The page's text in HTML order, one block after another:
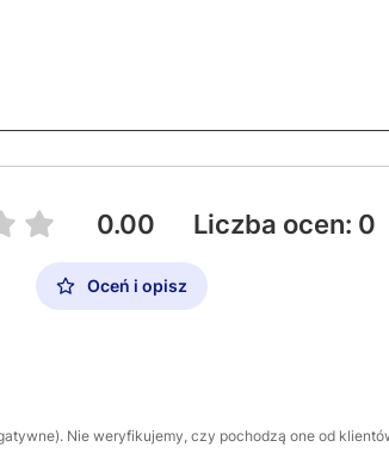
0.00 Liczba ocen: 0
Oceń i opisz
Nie weryfikujemy, czy pochodzą one od